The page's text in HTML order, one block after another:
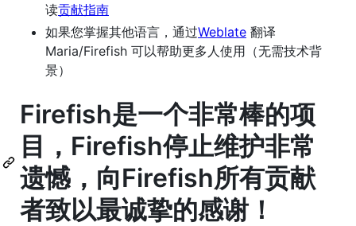
读贡献指南
如果您掌握其他语言，通过Weblate 翻译
Maria/Firefish 可以帮助更多人使用（无需技术背
景）
Firefish是一个非常棒的项
目，Firefish停止维护非常
遗憾，向Firefish所有贡献
者致以最诚挚的感谢！